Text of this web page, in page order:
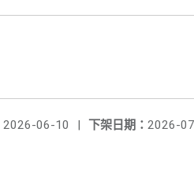
下架日期： 2026-
2026-06-10 |